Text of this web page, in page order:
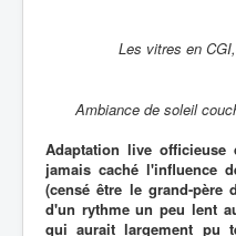
Les vitres en
Ambiance de soleil
Adaptation live
jamais caché l'influence
(censé être le grand-père
d'un rythme un peu lent
qui aurait largement pu